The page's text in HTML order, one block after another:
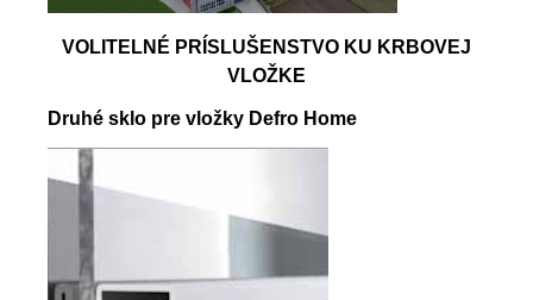
VOLITELNÉ PRÍSLUŠENSTVO KU KRBOVEJ
VLOŽKE
Druhé sklo pre vložky Defro Home